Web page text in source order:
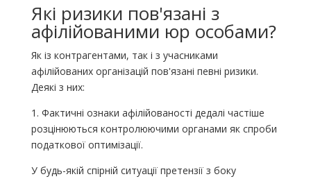
Які ризики пов'язані з
афілійованими юр особами?
Як із контрагентами, так і з учасниками
афілійованих організацій пов'язані певні ризики.
Деякі з них:
1. Фактичні ознаки афілійованості дедалі частіше
розцінюються контролюючими органами як спроби
податкової оптимізації.
У будь-якій спірній ситуації претензії з боку